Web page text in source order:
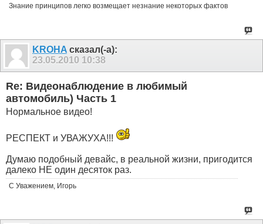
Знание принципов легко возмещает незнание некоторых фактов
KROHA сказал(-а):
23.05.2010 10:38
Re: Видеонаблюдение в любимый
автомобиль) Часть 1
Нормальное видео!
РЕСПЕКТ и УВАЖУХА!!!
Думаю подобный девайс, в реальной жизни, пригодится
далеко НЕ один десяток раз.
С Уважением, Игорь